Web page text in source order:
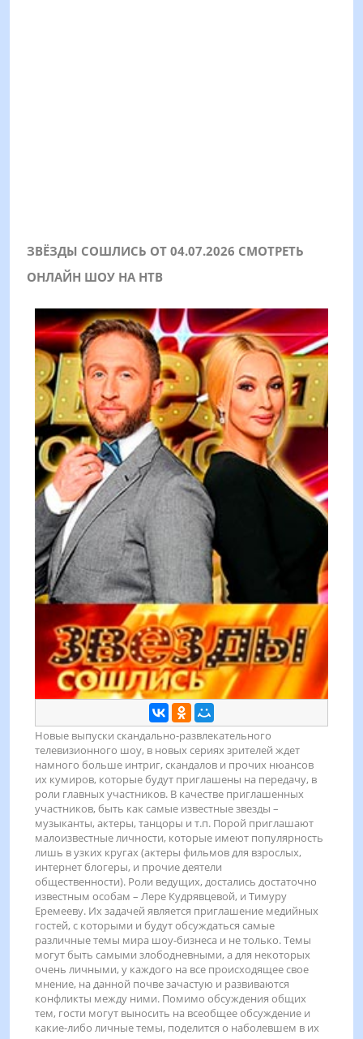
ЗВЁЗДЫ СОШЛИСЬ ОТ 04.07.2026 СМОТРЕТЬ
ОНЛАЙН ШОУ НА НТВ
Новые выпуски скандально-развлекательного
телевизионного шоу, в новых сериях зрителей ждет
намного больше интриг, скандалов и прочих нюансов
их кумиров, которые будут приглашены на передачу, в
роли главных участников. В качестве приглашенных
участников, быть как самые известные звезды –
музыканты, актеры, танцоры и т.п. Порой приглашают
малоизвестные личности, которые имеют популярность
лишь в узких кругах (актеры фильмов для взрослых,
интернет блогеры, и прочие деятели
общественности). Роли ведущих, достались достаточно
известным особам – Лере Кудрявцевой, и Тимуру
Еремееву. Их задачей является приглашение медийных
гостей, с которыми и будут обсуждаться самые
различные темы мира шоу-бизнеса и не только. Темы
могут быть самыми злободневными, а для некоторых
очень личными, у каждого на все происходящее свое
мнение, на данной почве зачастую и развиваются
конфликты между ними. Помимо обсуждения общих
тем, гости могут выносить на всеобщее обсуждение и
какие-либо личные темы, поделится о наболевшем в их